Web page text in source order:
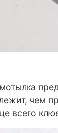
чем
всего